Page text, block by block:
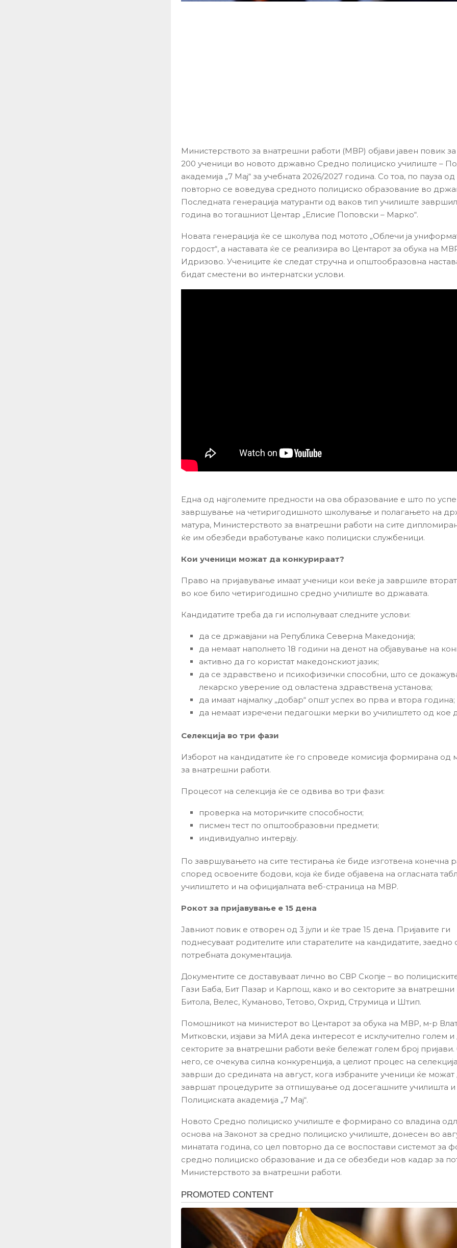
Министерството за внатрешни работи (МВР) објави јавен повик
200 ученици во новото државно Средно полициско училиште –
академија „7 Мај“ за учебната 2026/2027 година. Со тоа, по пауза
повторно се воведува средното полициско образование во
Последната генерација матуранти од ваков тип училиште
година во тогашниот Центар „Елисие Поповски – Марко“.
Новата генерација ќе се школува под мотото „Облечи ја
гордост“, а наставата ќе се реализира во Центарот за обука на
Идризово. Учениците ќе следат стручна и општообразовна
бидат сместени во интернатски услови.
Една од најголемите предности на ова образование е што по
завршување на четиригодишното школување и полагањето на
матура, Министерството за внатрешни работи на сите
ќе им обезбеди вработување како полициски службеници.
Кои ученици можат да конкурираат?
Право на пријавување имаат ученици кои веќе ја завршиле
во кое било четиригодишно средно училиште во државата.
Кандидатите треба да ги исполнуваат следните услови:
да се државјани на Република Северна Македонија;
да немаат наполнето 18 години на денот на објавување на
активно да го користат македонскиот јазик;
да се здравствено и психофизички способни, што се
лекарско уверение од овластена здравствена установа;
да имаат најмалку „добар“ општ успех во прва и втора година;
да немаат изречени педагошки мерки во училиштето од кое
Селекција во три фази
Изборот на кандидатите ќе го спроведе комисија формирана од
за внатрешни работи.
Процесот на селекција ќе се одвива во три фази:
проверка на моторичките способности;
писмен тест по општообразовни предмети;
индивидуално интервју.
По завршувањето на сите тестирања ќе биде изготвена конечна
според освоените бодови, која ќе биде објавена на огласната
училиштето и на официјалната веб-страница на МВР.
Рокот за пријавување е 15 дена
Јавниот повик е отворен од 3 јули и ќе трае 15 дена. Пријавите ги
поднесуваат родителите или старателите на кандидатите, заедно
потребната документација.
Документите се доставуваат лично во СВР Скопје – во
Гази Баба, Бит Пазар и Карпош, како и во секторите за внатрешни
Битола, Велес, Куманово, Тетово, Охрид, Струмица и Штип.
Помошникот на министерот во Центарот за обука на МВР, м-р
Митковски, изјави за МИА дека интересот е исклучително голем и
секторите за внатрешни работи веќе бележат голем број
него, се очекува силна конкуренција, а целиот процес на
заврши до средината на август, кога избраните ученици ќе можат
завршат процедурите за отпишување од досегашните училишта и
Полициската академија „7 Мај“.
Новото Средно полициско училиште е формирано со владина
основа на Законот за средно полициско училиште, донесен во
минатата година, со цел повторно да се воспостави системот за
средно полициско образование и да се обезбеди нов кадар за
Министерството за внатрешни работи.